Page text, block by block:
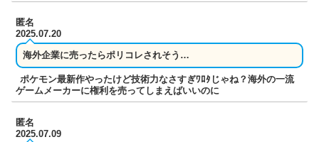
匿名
2025.07.20
海外企業に売ったらポリコレされそう…
ポケモン最新作やったけど技術力なさすぎﾜﾛﾀじゃね？海外の一流
ゲームメーカーに権利を売ってしまえばいいのに
匿名
2025.07.09